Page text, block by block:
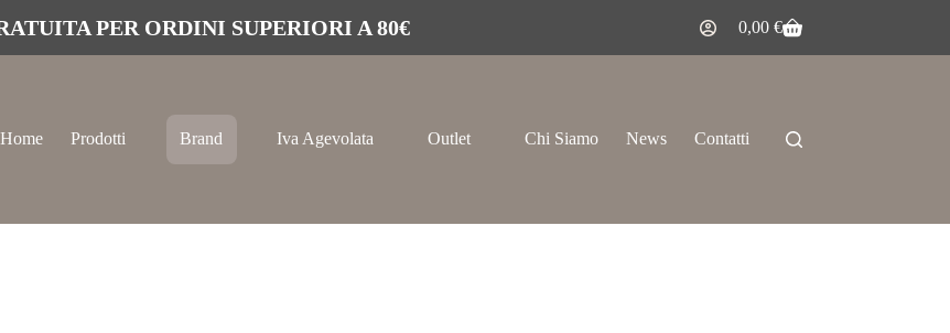
PER ORDINI SUPERIORI A 80€ 0,00 €
Home Prodotti Brand Iva Agevolata Outlet Chi Siamo News Contatti